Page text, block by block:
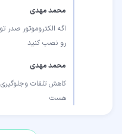
محمد مهدی
اگه الکتروموتور
رو نصب کنید
محمد مهدی
کاهش تلفات
هست